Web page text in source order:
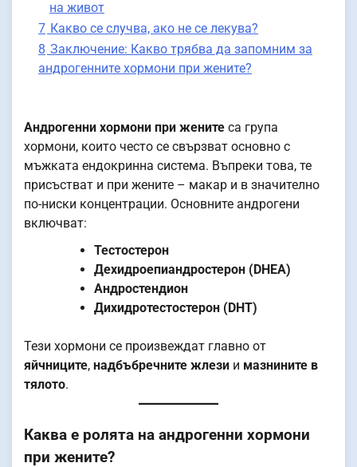
на живот
7 Какво се случва, ако не се лекува?
8 Заключение: Какво трябва да запомним за
андрогенните хормони при жените?
Андрогенни хормони при жените са група
хормони, които често се свързват основно с
мъжката ендокринна система. Въпреки това, те
присъстват и при жените – макар и в значително
по-ниски концентрации. Основните андрогени
включват:
Тестостерон
Дехидроепиандростерон (DHEA)
Андростендион
Дихидротестостерон (DHT)
Тези хормони се произвеждат главно от
яйчниците, надбъбречните жлези и мазнините в
тялото.
Каква е ролята на андрогенни хормони
при жените?